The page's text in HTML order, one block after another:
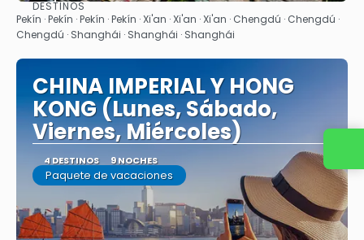
Ver
DESTINOS
Pekín · Pekín · Pekín · Pekín · Xi'an · Xi'an · Xi'an · Chengdú · Chengdú ·
Chengdú · Shanghái · Shanghái · Shanghái
CHINA IMPERIAL Y HONG
KONG (Lunes, Sábado,
Viernes, Miércoles)
4 DESTINOS 9 NOCHES
Paquete de vacaciones